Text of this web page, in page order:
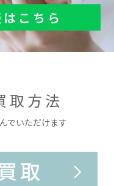
こちら
取方法
でいただけます
取